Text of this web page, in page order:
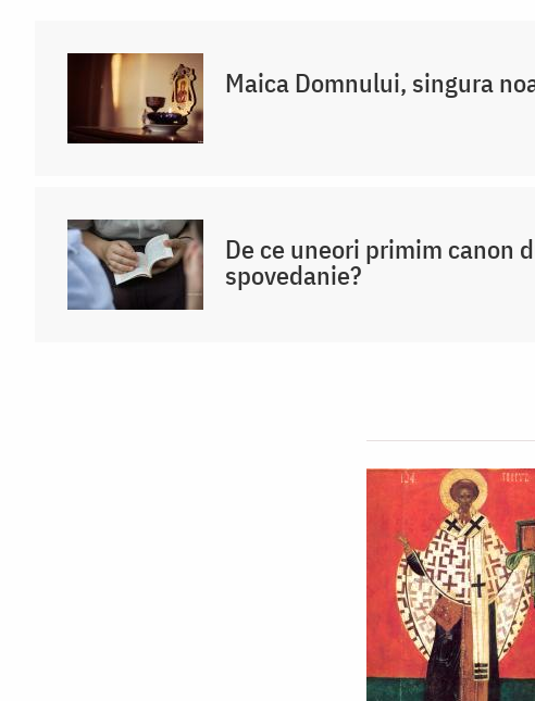
Maica Domnului, singura
De ce uneori primim canon
spovedanie?